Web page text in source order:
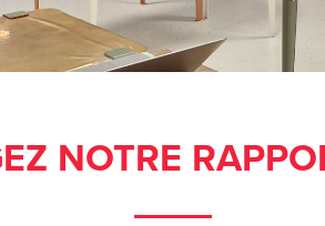
NOTRE